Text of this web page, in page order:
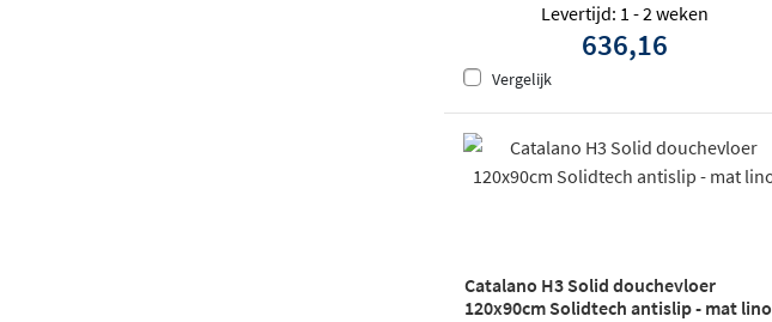
Levertijd: 1 - 2 weken
636,16
Vergelijk
Catalano H3 Solid douchevloer
120x90cm Solidtech antislip - mat lino